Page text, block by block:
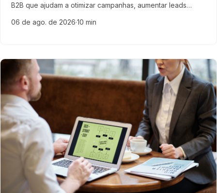
B2B que ajudam a otimizar campanhas, aumentar leads
SaaS e ERP.
06 de ago. de 2026·10 min